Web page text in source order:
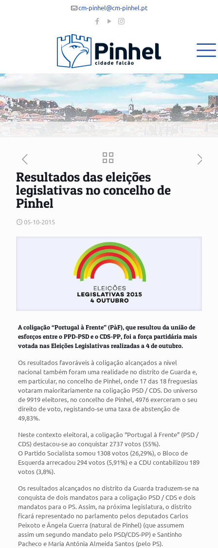
cm-pinhel@cm-pinhel.pt
Resultados das eleições
legislativas no concelho de
Pinhel
05-10-2015
A coligação “Portugal à Frente” (PàF), que resultou da união de
esforços entre o PPD-PSD e o CDS-PP, foi a força partidária mais
votada nas Eleições Legislativas realizadas a 4 de outubro.
Os resultados favoráveis à coligação alcançados a nível
nacional também foram uma realidade no distrito de Guarda e,
em particular, no concelho de Pinhel, onde 17 das 18 freguesias
votaram maioritariamente na coligação PSD / CDS. Do universo
de 9919 eleitores, no concelho de Pinhel, 4976 exerceram o seu
direito de voto, registando-se uma taxa de abstenção de
49,83%.
Neste contexto eleitoral, a coligação “Portugal à Frente” (PSD /
CDS) destacou-se ao conquistar 2737 votos (55%).
O Partido Socialista somou 1308 votos (26,29%), o Bloco de
Esquerda arrecadou 294 votos (5,91%) e a CDU contabilizou 189
votos (3,8%).
Os resultados alcançados no distrito da Guarda traduzem-se na
conquista de dois mandatos para a coligação PSD / CDS e dois
mandatos para o PS. Assim, na próxima legislatura, o distrito
ficará representado no parlamento pelos deputados Carlos
Peixoto e Ângela Guerra (natural de Pinhel) (que assumem
assim um segundo mandato pelo PSD/CDS-PP) e Santinho
Pacheco e Maria Antónia Almeida Santos (pelo PS).